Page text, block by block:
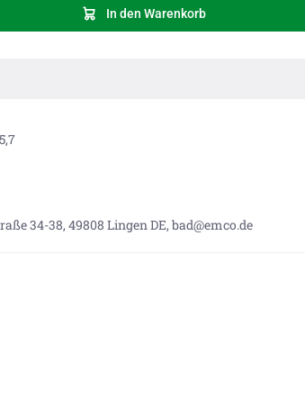
In den Warenkorb
34-38, 49808 Lingen DE, bad@emco.de